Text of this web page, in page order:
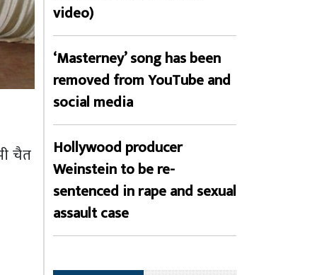
चैत
video)
‘Masterney’ song has been
removed from YouTube and
social media
Hollywood producer
Weinstein to be re-
sentenced in rape and sexual
assault case